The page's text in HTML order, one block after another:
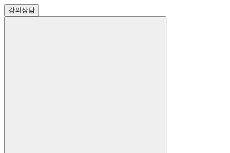
강의상담